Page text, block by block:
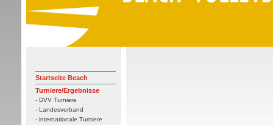
Startseite Beach
Turniere/Ergebnisse
- DVV Turniere
- Landesverband
- internationale Turniere